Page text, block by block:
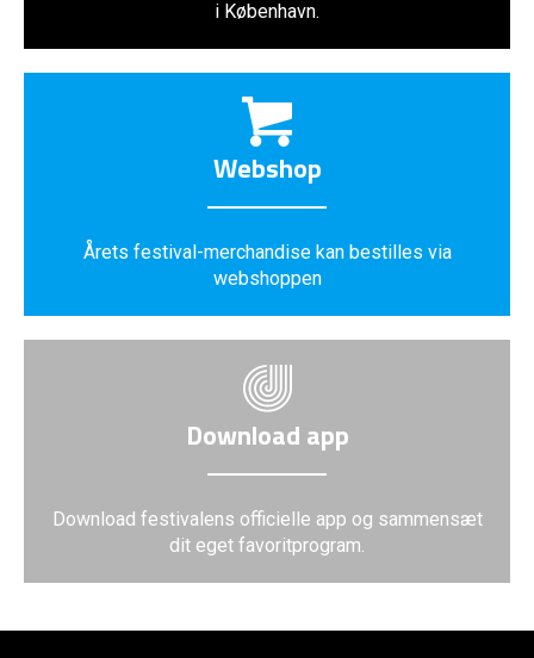
i København.
Webshop
Årets festival-merchandise kan bestilles via
webshoppen
Download app
Download festivalens officielle app og sammensæt
dit eget favoritprogram.